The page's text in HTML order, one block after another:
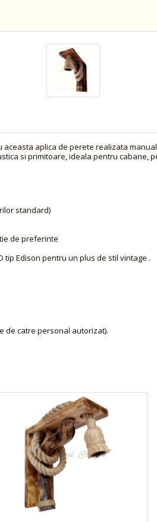
aplica de perete realizata
si primitoare, ideala pentru cabane,
standard)
de preferinte
tip Edison pentru un plus de stil vintage .
de catre personal autorizat).